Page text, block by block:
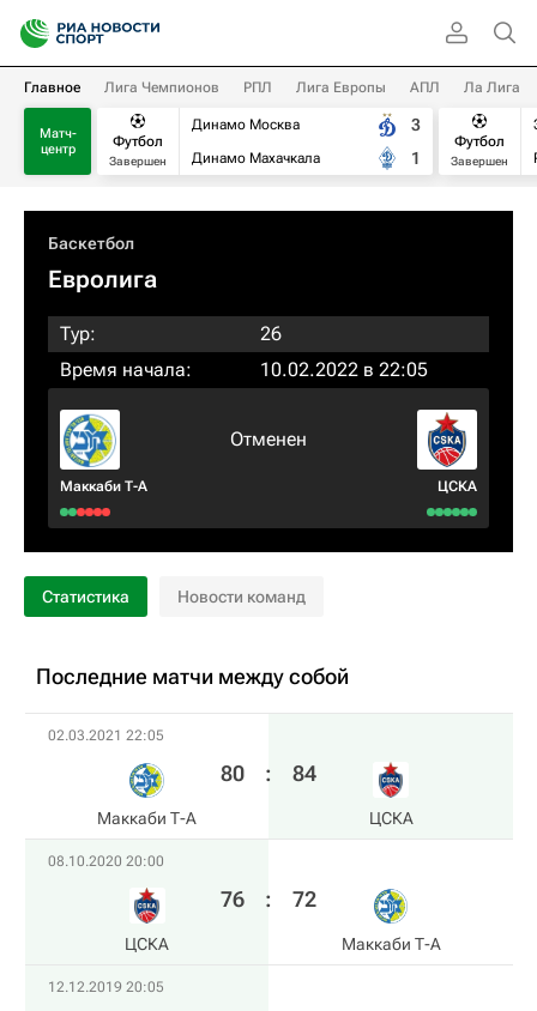
Главное Лига Чемпионов РПЛ Лига Европы АПЛ Ла Лига
Матч-
центр
Футбол
Завершен
Динамо Москва
Динамо Махачкала
3
1
Футбол
Завершен
Баскетбол
Евролига
Тур:
26
Время начала:
10.02.2022 в 22:05
Маккаби Т-А
Отменен
ЦСКА
Статистика Новости команд
Последние матчи между собой
02.03.2021 22:05
Маккаби Т-А
80 : 84
ЦСКА
08.10.2020 20:00
ЦСКА
76 : 72
Маккаби Т-А
12.12.2019 20:05